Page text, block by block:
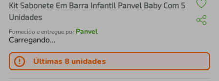
Kit Sabonete Em Barra Infantil Panvel Baby Com 5
Unidades
Fornecido e entregue por Panvel
Carregando…
Últimas 8 unidades